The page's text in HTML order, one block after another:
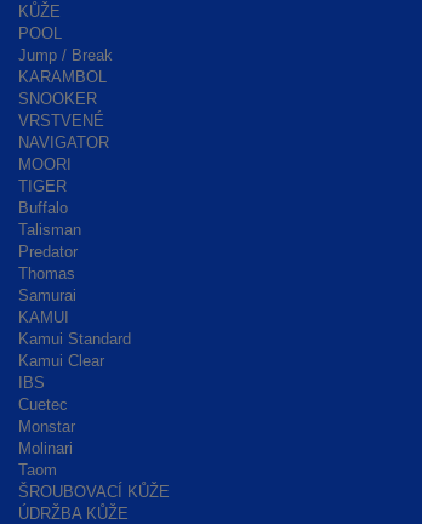
KŮŽE
POOL
Jump / Break
KARAMBOL
SNOOKER
VRSTVENÉ
NAVIGATOR
MOORI
TIGER
Buffalo
Talisman
Predator
Thomas
Samurai
KAMUI
Kamui Standard
Kamui Clear
IBS
Cuetec
Monstar
Molinari
Taom
ŠROUBOVACÍ KŮŽE
ÚDRŽBA KŮŽE